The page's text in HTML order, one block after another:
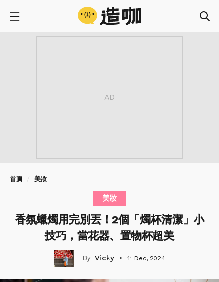
首頁 美妝
美妝
香氛蠟燭用完別丟！2個「燭杯清潔」小
技巧，當花器、置物杯超美
Vicky 11 Dec, 2024